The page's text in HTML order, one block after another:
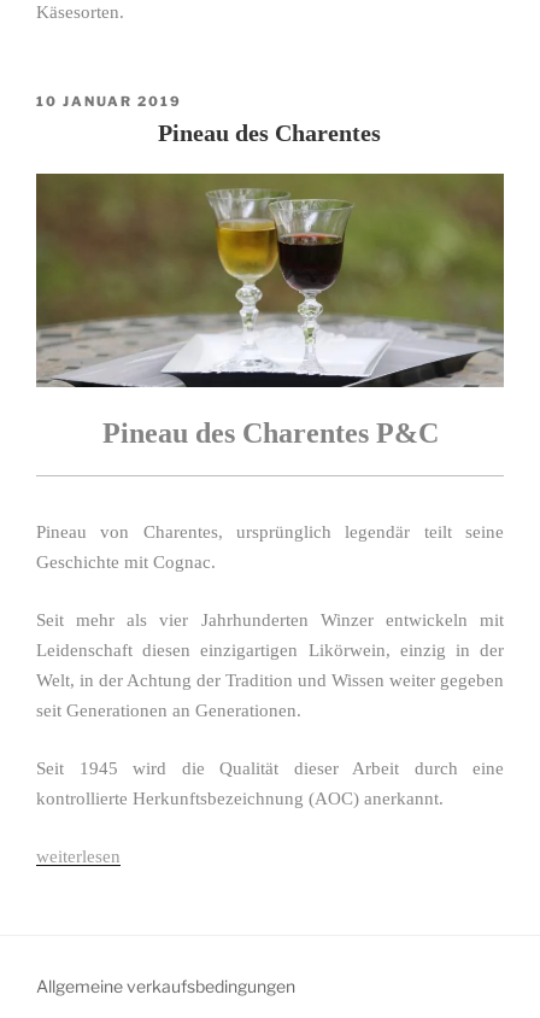
Käsesorten.
VERÖFFENTLICHT
10 JANUAR 2019
Pineau des Charentes
Pineau des Charentes P&C
Pineau von Charentes, ursprünglich legendär teilt seine
Geschichte mit Cognac.
Seit mehr als vier Jahrhunderten Winzer entwickeln mit
Leidenschaft diesen einzigartigen Likörwein, einzig in der
Welt, in der Achtung der Tradition und Wissen weiter gegeben
seit Generationen an Generationen.
Seit 1945 wird die Qualität dieser Arbeit durch eine
kontrollierte Herkunftsbezeichnung (AOC) anerkannt.
„Pineau
weiterlesen
Allgemeine verkaufsbedingungen